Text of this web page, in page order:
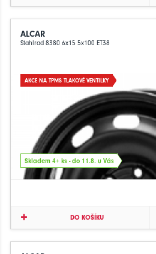
ALCAR
Stahlrad 8380 6x15 5x100 ET38
AKCE NA TPMS TLAKOVÉ VENTILKY
Skladem 4+ ks - do 11.8. u Vás
DO KOŠÍKU